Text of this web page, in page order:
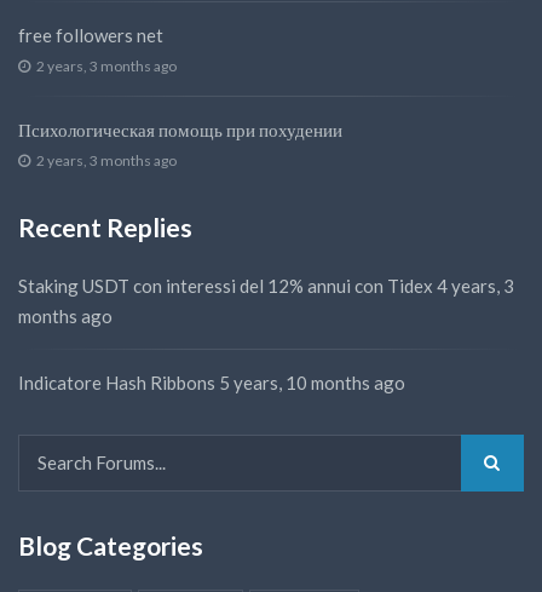
free followers net
2 years, 3 months ago
Психологическая помощь при похудении
2 years, 3 months ago
Recent Replies
Staking USDT con interessi del 12% annui con Tidex 4 years, 3
months ago
Indicatore Hash Ribbons 5 years, 10 months ago
Blog Categories